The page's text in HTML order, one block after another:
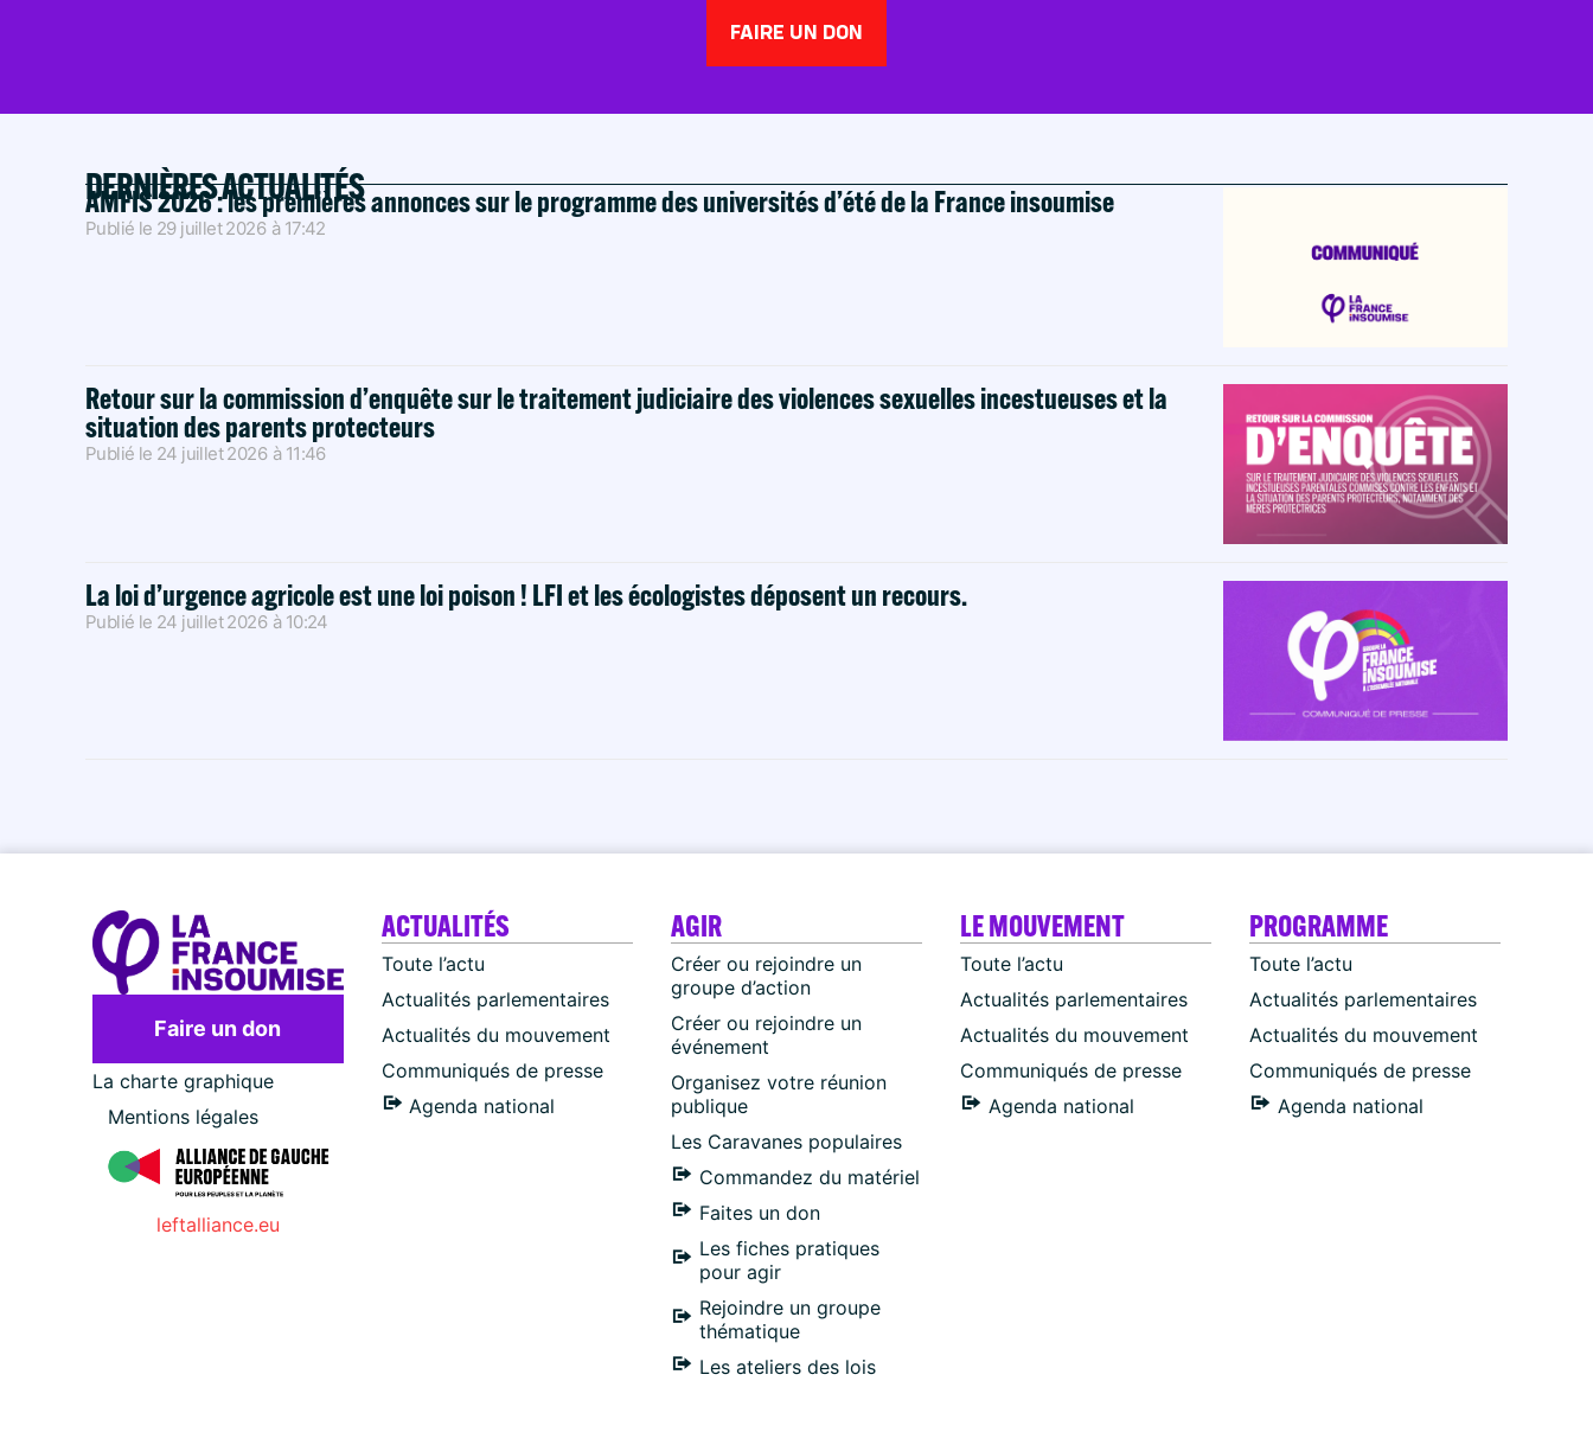
FAIRE UN DON
DERNIÈRES ACTUALITÉS
AMFIS 2026 : les premières annonces sur le programme des universités d’été de la France insoumise
Publié le 29 juillet 2026 à 17:42
Retour sur la commission d’enquête sur le traitement judiciaire des violences sexuelles incestueuses et la
situation des parents protecteurs
Publié le 24 juillet 2026 à 11:46
La loi d’urgence agricole est une loi poison ! LFI et les écologistes déposent un recours.
Publié le 24 juillet 2026 à 10:24
Faire un don
La charte graphique
Mentions légales
leftalliance.eu
ACTUALITÉS
Toute l’actu
Actualités parlementaires
Actualités du mouvement
Communiqués de presse
Agenda national
AGIR
Créer ou rejoindre un
groupe d’action
Créer ou rejoindre un
événement
Organisez votre réunion
publique
Les Caravanes populaires
Commandez du matériel
Faites un don
Les fiches pratiques
pour agir
Rejoindre un groupe
thématique
Les ateliers des lois
LE MOUVEMENT
Toute l’actu
Actualités parlementaires
Actualités du mouvement
Communiqués de presse
Agenda national
PROGRAMME
Toute l’actu
Actualités parlementaires
Actualités du mouvement
Communiqués de presse
Agenda national